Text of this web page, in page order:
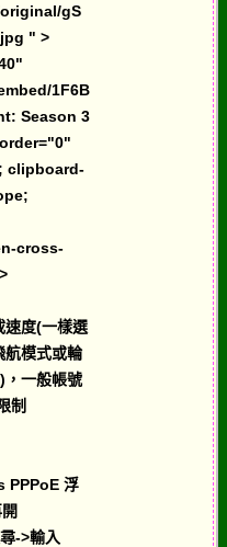
gS
" >
1F6B
Season 3
clipboard-
cross-
速度(一樣選
航模式或輪
，一般帳號
制
PPPoE 浮
->輸入